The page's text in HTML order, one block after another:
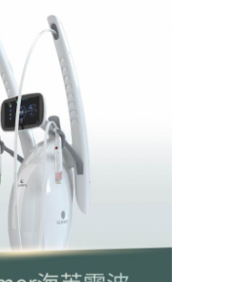
凹凸不平，往往依然難以
的...